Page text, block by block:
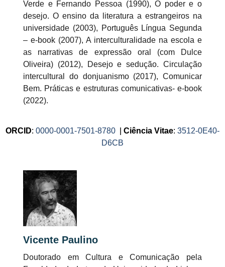
Verde e Fernando Pessoa (1990), O poder e o
desejo. O ensino da literatura a estrangeiros na
universidade (2003), Português Língua Segunda
– e-book (2007), A interculturalidade na escola e
as narrativas de expressão oral (com Dulce
Oliveira) (2012), Desejo e sedução. Circulação
intercultural do donjuanismo (2017), Comunicar
Bem. Práticas e estruturas comunicativas- e-book
(2022).
ORCID: 0000-0001-7501-8780 Ciência Vitae: 3512-0E40-
D6CB
Vicente Paulino
Doutorado em Cultura e Comunicação pela